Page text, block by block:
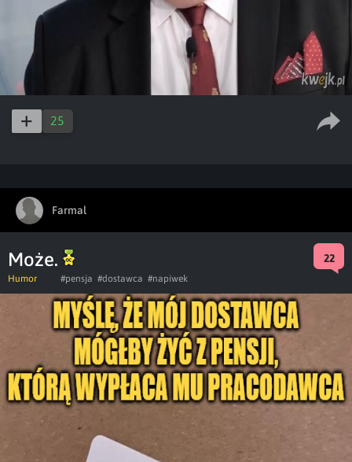
25
Farmal
Może. 22
Humor #pensja #dostawca #napiwek